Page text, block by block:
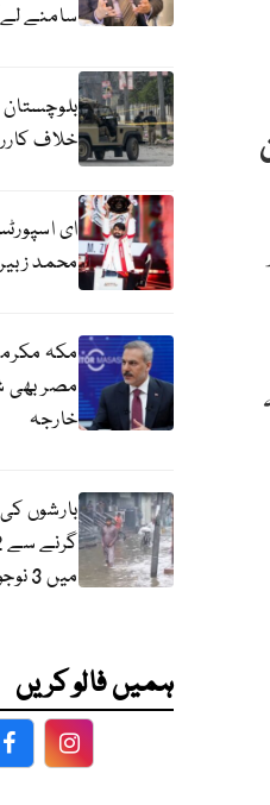
سامنے
خلاف
ای
محمد زبیر نے ٹیکن
مکہ
مصر بھی
خارجہ
بارشوں
میں 3 نوجوان ڈوب گئے
ہمیں فالو کریں
FacebookFacebook